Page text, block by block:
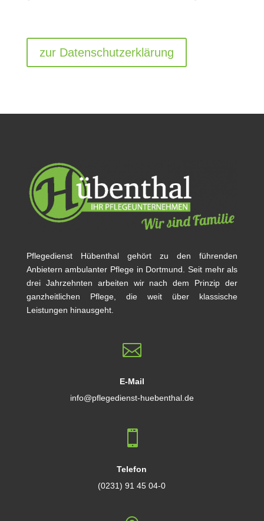
zur Datenschutzerklärung
Pflegedienst Hübenthal gehört zu den führenden
Anbietern ambulanter Pflege in Dortmund. Seit mehr als
drei Jahrzehnten arbeiten wir nach dem Prinzip der
ganzheitlichen Pflege, die weit über klassische
Leistungen hinausgeht.

E-Mail
info@pflegedienst-huebenthal.de

Telefon
(0231) 91 45 04-0